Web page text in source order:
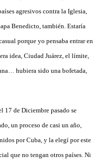
agresivos contra la Iglesia,
Benedicto, también. Estaría
porque yo pensaba entrar en
idea, Ciudad Juárez, el límite,
hubiera sido una bofetada,
17 de Diciembre pasado se
un proceso de casi un año,
por Cuba, y la elegí por este
que no tengan otros países. Ni